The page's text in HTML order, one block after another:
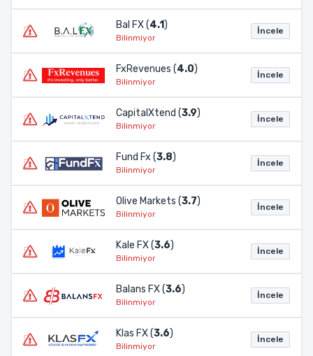
Bal FX (4.1)
Bilinmiyor
İncele
FxRevenues (4.0)
Bilinmiyor
İncele
CapitalXtend (3.9)
Bilinmiyor
İncele
Fund Fx (3.8)
Bilinmiyor
İncele
Olive Markets (3.7)
Bilinmiyor
İncele
Kale FX (3.6)
Bilinmiyor
İncele
Balans FX (3.6)
Bilinmiyor
İncele
Klas FX (3.6)
Bilinmiyor
İncele